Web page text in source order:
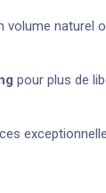
volume naturel
pour plus de